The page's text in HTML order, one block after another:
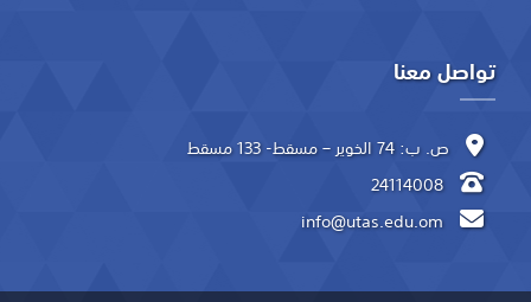
تواصل معنا
ص. ب: 74 الخوير – مسقط- 133 مسقط
24114008